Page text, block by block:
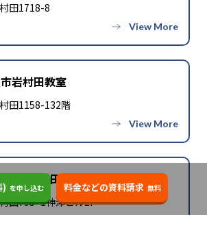
田1718-8
岩村田教室
田1158-132階
久岩村田校
田795−1神津ビル2F
) を申し込む 料金などの資料請求 無料